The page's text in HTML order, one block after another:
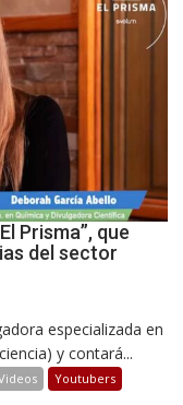
Prisma”, que
del sector
especializada en
y contará...
Youtubers